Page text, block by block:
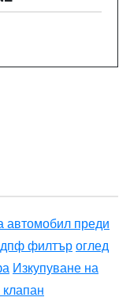
автомобил преди
филтъроглед
Изкупуване на